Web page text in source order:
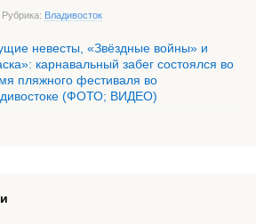
Рубрика: Владивосток
невесты, «Звёздные войны» и
карнавальный забег состоялся во
пляжного фестиваля во
(ФОТО; ВИДЕО)